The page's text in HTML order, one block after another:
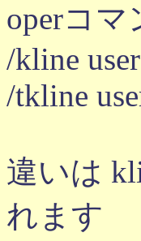
operコマ
/kline
/tkline
違いは
れます